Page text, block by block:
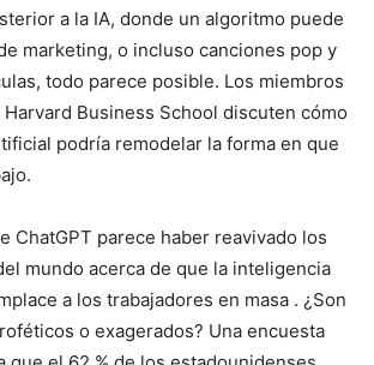
a la IA, donde un algoritmo puede
marketing, o incluso canciones pop y
todo parece posible. Los miembros
Business School discuten cómo
podría remodelar la forma en que
ChatGPT parece haber reavivado los
mundo acerca de que la inteligencia
a los trabajadores en masa . ¿Son
o exagerados? Una encuesta